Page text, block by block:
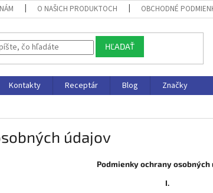
O NAŠICH PRODUKTOCH OBCHODNÉ
HĽADAŤ
Kontakty Receptár Blog
Značky
údajov
Podmienky ochrany osobných
I.